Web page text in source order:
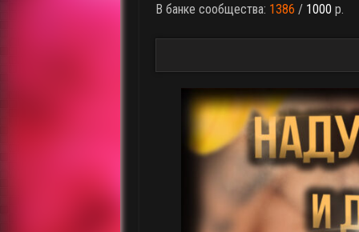
В банке сообщества: 1386 / 1000 р.